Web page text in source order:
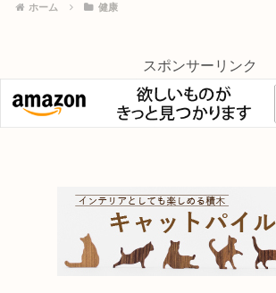
ホーム 健康
スポンサーリンク